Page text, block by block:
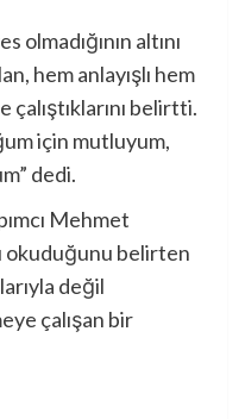
olmadığının altını
hem anlayışlı hem
belirtti.
için mutluyum,
dedi.
Mehmet
okuduğunu belirten
değil
çalışan bir